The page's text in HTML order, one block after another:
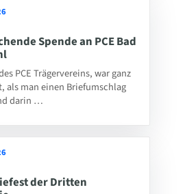
Spende an PCE Bad
PCE Trägervereins, war ganz
als man einen Briefumschlag
darin …
der Dritten